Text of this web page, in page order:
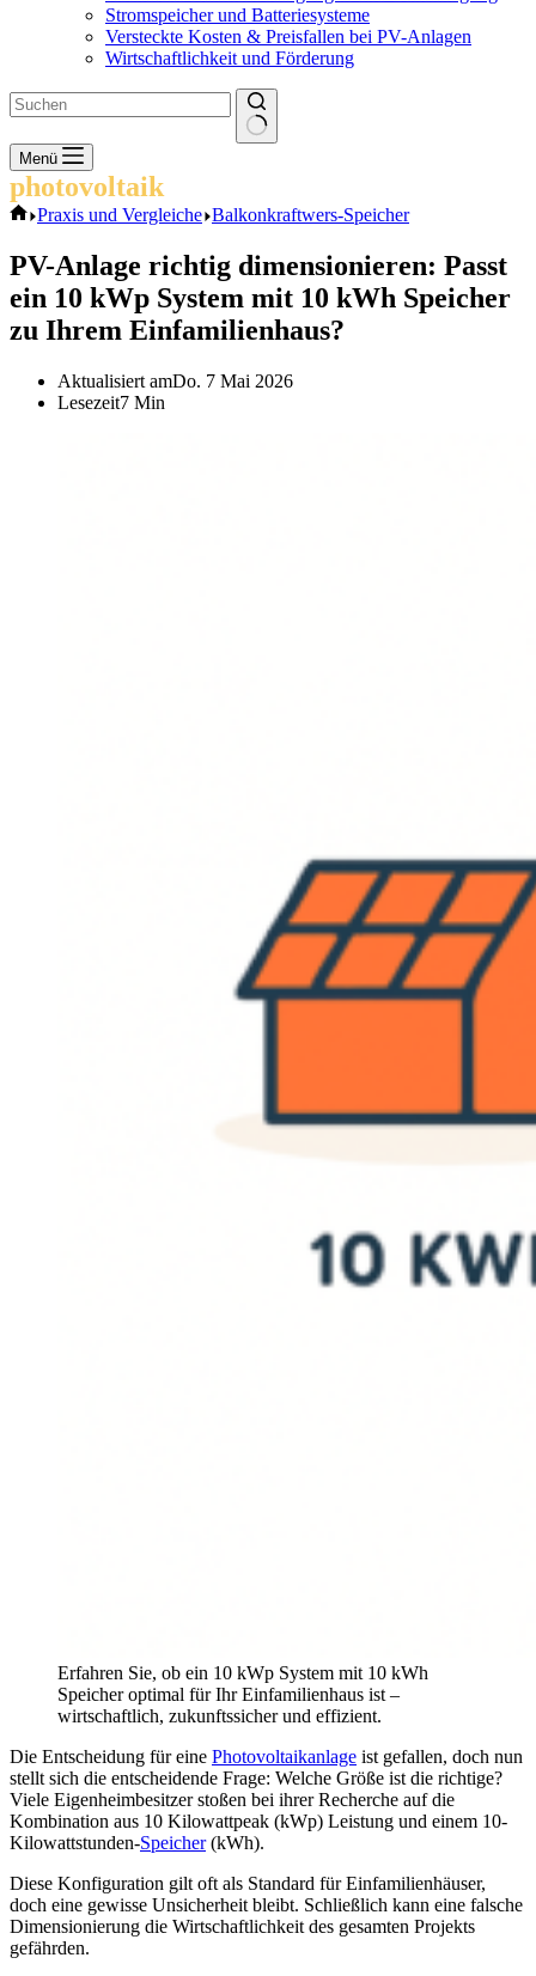
Stromspeicher und Batteriesysteme
Versteckte Kosten & Preisfallen bei PV-Anlagen
Wirtschaftlichkeit und Förderung
Keine
Ergebnisse
Menü
photovoltaik
Start
Praxis und Vergleiche Balkonkraftwers-Speicher
PV-Anlage richtig dimensionieren: Passt
ein 10 kWp System mit 10 kWh Speicher
zu Ihrem Einfamilienhaus?
Aktualisiert amDo. 7 Mai 2026
Lesezeit7 Min
Erfahren Sie, ob ein 10 kWp System mit 10 kWh
Speicher optimal für Ihr Einfamilienhaus ist –
wirtschaftlich, zukunftssicher und effizient.
Die Entscheidung für eine Photovoltaikanlage ist gefallen, doch nun
stellt sich die entscheidende Frage: Welche Größe ist die richtige?
Viele Eigenheimbesitzer stoßen bei ihrer Recherche auf die
Kombination aus 10 Kilowattpeak (kWp) Leistung und einem 10-
Kilowattstunden-Speicher(kWh).
Diese Konfiguration gilt oft als Standard für Einfamilienhäuser,
doch eine gewisse Unsicherheit bleibt. Schließlich kann eine falsche
Dimensionierung die Wirtschaftlichkeit des gesamten Projekts
gefährden.